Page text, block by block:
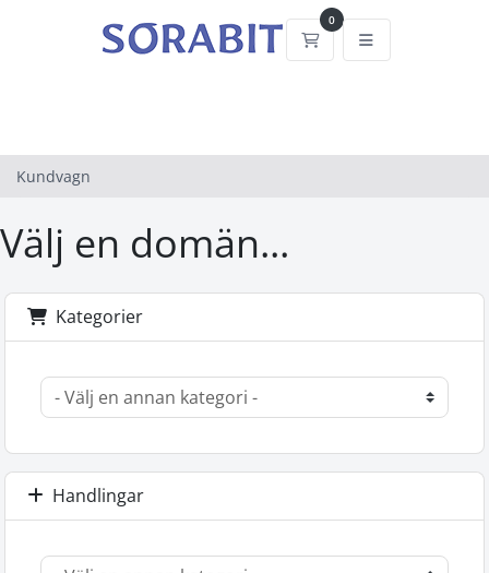
0
Kundvagn
Kundvagn
Välj en domän...
Kategorier
Handlingar